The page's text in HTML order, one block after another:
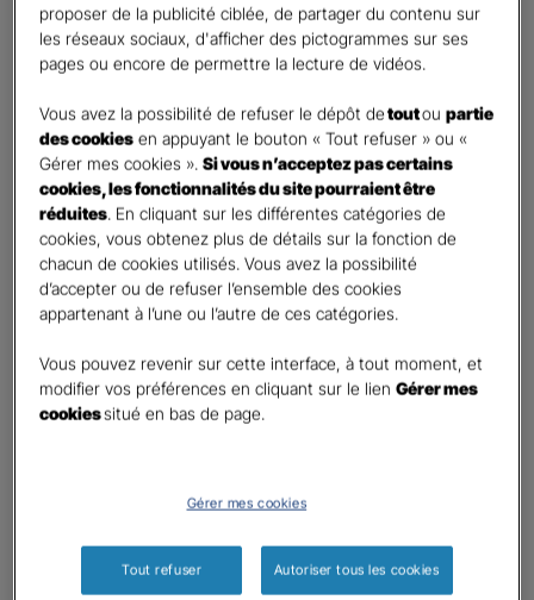
Etes-vous déjà client Gan assurances ?*
Oui
Non
Civilité
Madame
Monsieur
Contact*
First Last
United
States
E-mail*
Informations complémentaires (facultatif)
proposer de la publicité ciblée, de partager du contenu sur
les réseaux sociaux, d'afficher des pictogrammes sur ses
pages ou encore de permettre la lecture de vidéos.
Vous avez la possibilité de refuser le dépôt detoutoupartie
des cookies en appuyant le bouton « Tout refuser » ou «
Gérer mes cookies ».Si vous n’acceptez pas certains
cookies, les fonctionnalités du site pourraient être
réduites. En cliquant sur les différentes catégories de
cookies, vous obtenez plus de détails sur la fonction de
chacun de cookies utilisés. Vous avez la possibilité
d’accepter ou de refuser l’ensemble des cookies
appartenant à l’une ou l’autre de ces catégories.
Vous pouvez revenir sur cette interface, à tout moment, et
modifier vos préférences en cliquant sur le lienGérer mes
cookiessitué en bas de page.
Gérer mes cookies
Tout refuser Autoriser tous les cookies